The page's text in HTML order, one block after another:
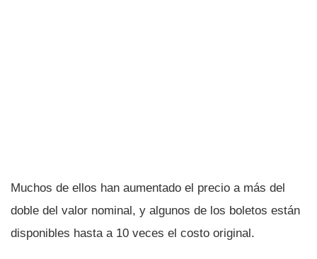
Muchos de ellos han aumentado el precio a más del
doble del valor nominal, y algunos de los boletos están
disponibles hasta a 10 veces el costo original.